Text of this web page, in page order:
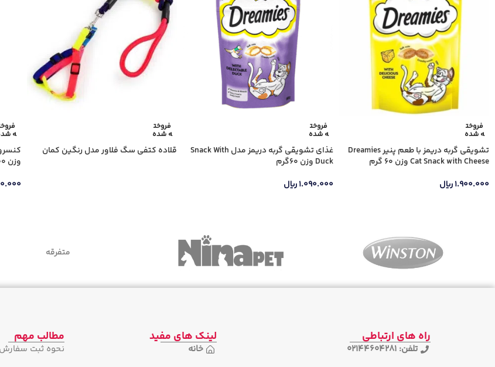
فروخت
ه شده
تشویقی گربه دریمز با طعم پنیر Dreamies
Cat Snack with Cheese وزن 60 گرم
۱.۹۰۰.۰۰۰ریال
فروخت
ه شده
غذای تشویقی گربه دریمز مدل Snack With
Duck وزن 60گرم
۱.۰۹۰.۰۰۰ریال
فروخت
ه شده
قلاده کتفی سگ فلاور مدل رنگین کمان
ه
وزن 400 گرم
متفرقه
راه های ارتباطی
تلفن: 02144604281
لینک های مفید
خانه
مطالب مهم
نحوه ثبت سفارش